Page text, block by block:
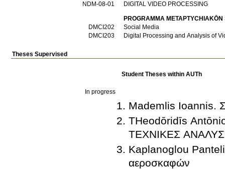
NDM-08-01
DIGITAL VIDEO PROCESSING
PROGRAMMA
DMCI202
Social Media
DMCI203
Digital Processing and Analysis of
Theses Supervised
Student Theses within AUTh
In progress
Mademlis
THeodōridīs
ΤΕΧΝΙΚΕΣ
Kaplanoglou
αεροσκαφών